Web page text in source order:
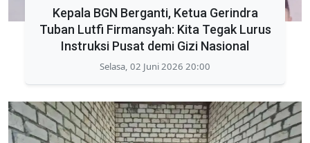
Kepala BGN Berganti, Ketua Gerindra
Tuban Lutfi Firmansyah: Kita Tegak Lurus
Instruksi Pusat demi Gizi Nasional
Selasa, 02 Juni 2026 20:00